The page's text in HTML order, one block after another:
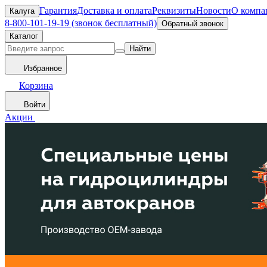
Калуга ГарантияДоставка и оплатаРеквизитыНовостиО
8-800-101-19-19 (звонок бесплатный) Обратный звонок
Каталог
Найти
Избранное
Корзина
Войти
Акции